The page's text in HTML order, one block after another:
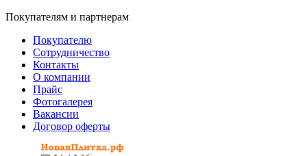
Покупателям и партнерам
Покупателю
Сотрудничество
Контакты
О компании
Прайс
Фотогалерея
Вакансии
Договор оферты